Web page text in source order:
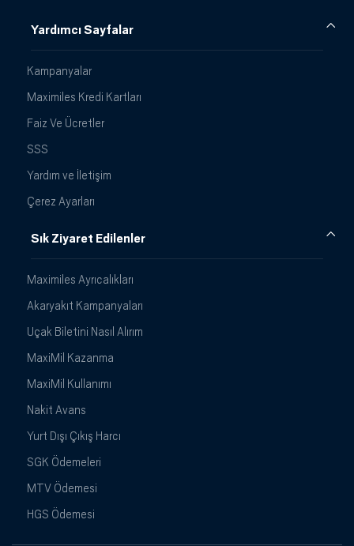
Yardımcı Sayfalar
Kampanyalar
Maximiles Kredi Kartları
Faiz Ve Ücretler
SSS
Yardım ve İletişim
Çerez Ayarları
Sık Ziyaret Edilenler
Maximiles Ayrıcalıkları
Akaryakıt Kampanyaları
Uçak Biletini Nasıl Alırım
MaxiMil Kazanma
MaxiMil Kullanımı
Nakit Avans
Yurt Dışı Çıkış Harcı
SGK Ödemeleri
MTV Ödemesi
HGS Ödemesi